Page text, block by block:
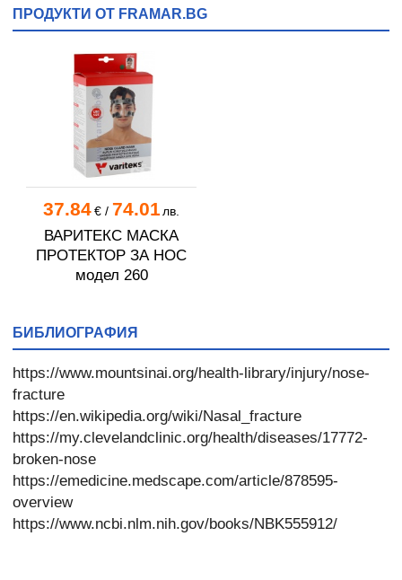
ПРОДУКТИ ОТ FRAMAR.BG
37.84 €/ 74.01лв.
ВАРИТЕКС МАСКА
ПРОТЕКТОР ЗА НОС
модел 260
БИБЛИОГРАФИЯ
https://www.mountsinai.org/health-library/injury/nose-
fracture
https://en.wikipedia.org/wiki/Nasal_fracture
https://my.clevelandclinic.org/health/diseases/17772-
broken-nose
https://emedicine.medscape.com/article/878595-
overview
https://www.ncbi.nlm.nih.gov/books/NBK555912/